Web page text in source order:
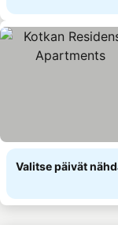
Valitse päivät